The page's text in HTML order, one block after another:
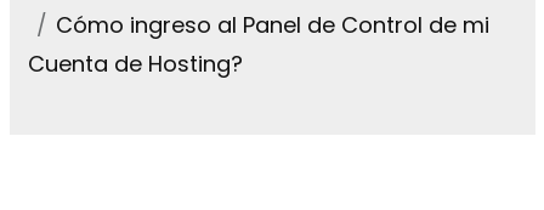
Cómo ingreso al Panel de Control de mi
Cuenta de Hosting?